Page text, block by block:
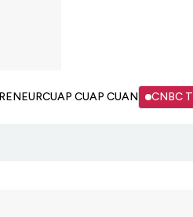
CUAP CUAP CUAN CNBC